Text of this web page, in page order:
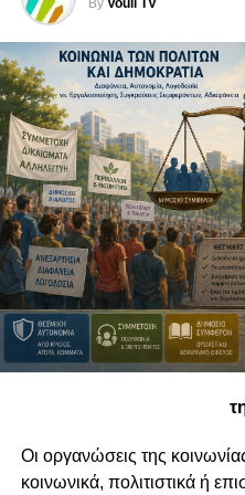
By Vouli TV
Οι οργανώσεις της
κοινωνικά, πολιτιστικά ή